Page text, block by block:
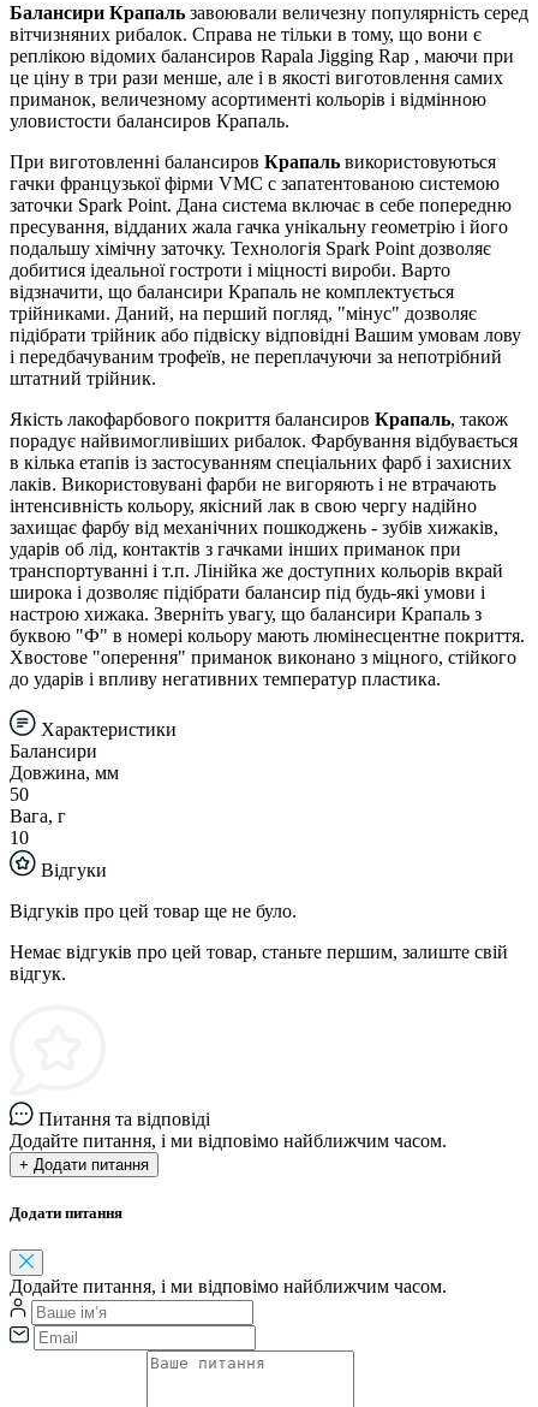
Балансири Крапаль завоювали величезну популярність серед
вітчизняних рибалок. Справа не тільки в тому, що вони є
реплікою відомих балансиров Rapala Jigging Rap , маючи при
це ціну в три рази менше, але і в якості виготовлення самих
приманок, величезному асортименті кольорів і відмінною
уловистости балансиров Крапаль.
При виготовленні балансиров Крапаль використовуються
гачки французької фірми VMC c запатентованою системою
заточки Spark Point. Дана система включає в себе попередню
пресування, відданих жала гачка унікальну геометрію і його
подальшу хімічну заточку. Технологія Spark Point дозволяє
добитися ідеальної гостроти і міцності вироби. Варто
відзначити, що балансири Крапаль не комплектується
трійниками. Даний, на перший погляд, "мінус" дозволяє
підібрати трійник або підвіску відповідні Вашим умовам лову
і передбачуваним трофеїв, не переплачуючи за непотрібний
штатний трійник.
Якість лакофарбового покриття балансиров Крапаль, також
порадує найвимогливіших рибалок. Фарбування відбувається
в кілька етапів із застосуванням спеціальних фарб і захисних
лаків. Використовувані фарби не вигоряють і не втрачають
інтенсивність кольору, якісний лак в свою чергу надійно
захищає фарбу від механічних пошкоджень - зубів хижаків,
ударів об лід, контактів з гачками інших приманок при
транспортуванні і т.п. Лінійка же доступних кольорів вкрай
широка і дозволяє підібрати балансир під будь-які умови і
настрою хижака. Зверніть увагу, що балансири Крапаль з
буквою "Ф" в номері кольору мають люмінесцентне покриття.
Хвостове "оперення" приманок виконано з міцного, стійкого
до ударів і впливу негативних температур пластика.
Характеристики
Балансири
Довжина, мм
50
Вага, г
10
Відгуки
Відгуків про цей товар ще не було.
Немає відгуків про цей товар, станьте першим, залиште свій
відгук.
Питання та відповіді
Додайте питання, і ми відповімо найближчим часом.
+ Додати питання
Додати питання
Додайте питання, і ми відповімо найближчим часом.